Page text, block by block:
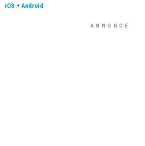
iOS + Android
ANNONCE